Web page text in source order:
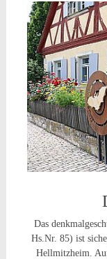
Das
Hs.Nr. 85) ist
Hellmitzheim.